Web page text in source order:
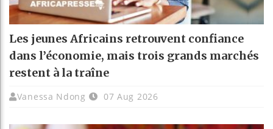
Les jeunes Africains retrouvent confiance
dans l’économie, mais trois grands marchés
restent à la traîne
Vanessa Ndong 07 Aug 2026